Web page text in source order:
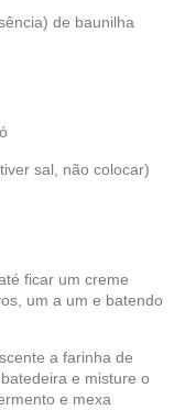
de baunilha
sal, não colocar)
ficar um creme
um a um e batendo
a farinha de
e misture o
e mexa